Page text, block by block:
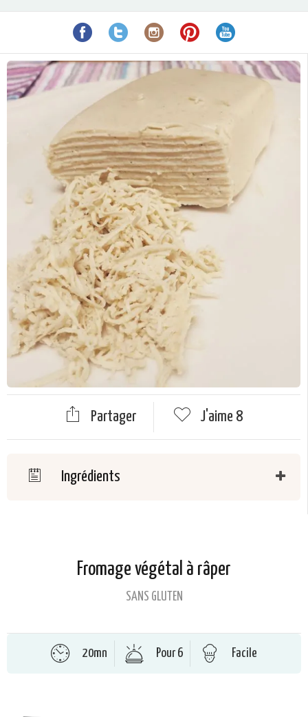
Partager J'aime 8
Ingrédients
Fromage végétal à râper
SANS GLUTEN
20mn Pour 6 Facile